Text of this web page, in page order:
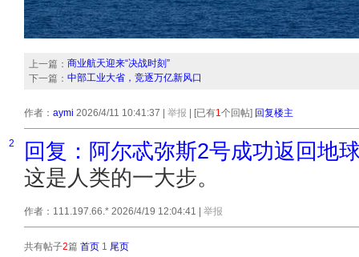
上一篇： 商业航天迎来“决战时刻”
下一篇： 中部工业大省，竞逐万亿新风口
作者： aymi 2026/4/11 10:41:37 举报 | [已有1个回帖] 回复楼主
2
回复：阿尔忒弥斯2号成功返回地
这是人类的一大步。
作者：111.197.66.* 2026/4/19 12:04:41 举报
共有帖子2篇 首页 1 尾页